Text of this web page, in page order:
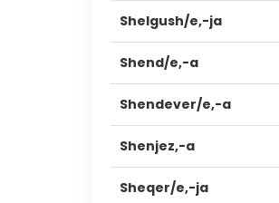
Shelgush/e,-ja
Shend/e,-a
Shendever/e,-a
Shenjez,-a
Sheqer/e,-ja